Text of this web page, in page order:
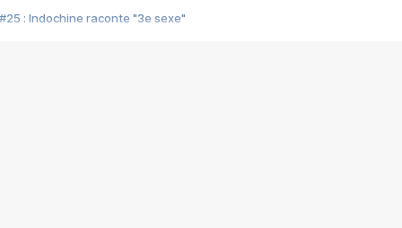
#25 : Indochine raconte "3e sexe"